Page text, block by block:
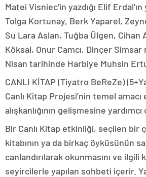
Matei Visniec’in yazdığı Elif
Tolga Kortunay, Berk Yaparel,
Su Lara Aslan, Tuğba Ülgen, Cihan
Köksal, Onur Camcı, Dinçer Simsar
Nisan tarihinde Harbiye Muhsin
CANLI KİTAP (Tiyatro BeReZe)
Canlı Kitap Projesi’nin temel
alışkanlığının gelişmesine yardımcı
Bir Canlı Kitap etkinliği, seçilen bir
kitabının ya da birkaç öyküsünün
canlandırılarak okunmasını ve ilgili
seyircilerle yapılan sohbeti içerir.